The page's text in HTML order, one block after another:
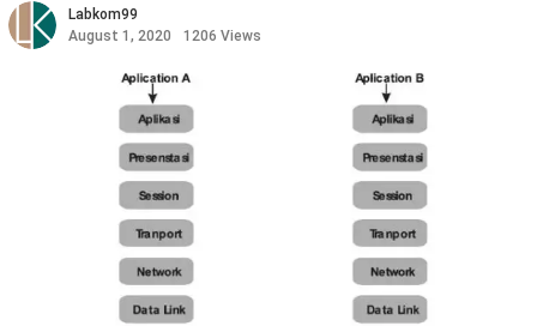
Labkom99
August 1, 2020
1206 Views